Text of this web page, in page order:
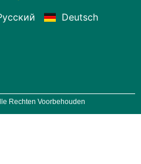
Deutsch
Rechten Voorbehouden